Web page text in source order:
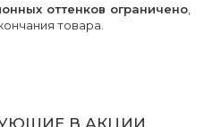
оттенков ограничено
товара.
В АКЦИИ